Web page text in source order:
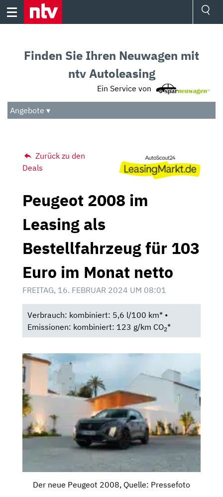
Skip
Audio
Das Beste
Finden Sie Ihren Neuwagen mit
ntv Autoleasing
Ein Service von
Angebote ▾
Zurück zu den
Deals
Peugeot 2008 im
Leasing als
Bestellfahrzeug für 103
Euro im Monat netto
FREITAG, 16. FEBRUAR 2024 UM 08:01
Verbrauch: kombiniert: 5,6 l/100 km* •
Emissionen: kombiniert: 123 g/km CO2*
Der neue Peugeot 2008, Quelle: Pressefoto